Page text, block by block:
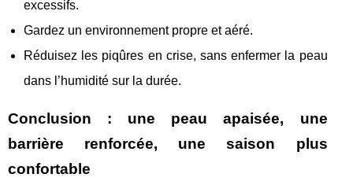
excessifs.
Gardez un environnement propre et aéré.
Réduisez les piqûres en crise, sans enfermer la peau
dans l’humidité sur la durée.
Conclusion : une peau apaisée, une
barrière renforcée, une saison plus
confortable